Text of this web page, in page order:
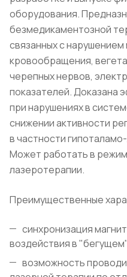
оборудования.
безмедикаментозной
связанных с нарушением
кровообращения,
черепных нервов,
показателей. Доказана
при нарушениях в
снижении активности
в частности
Может работать в
лазеротерапии.
Преимущественные
синхронизация
воздействия в
возможность